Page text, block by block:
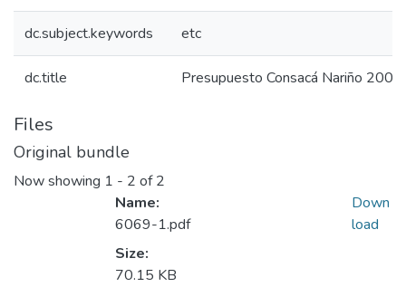
dc.subject.keywords etc
dc.title Presupuesto Consacá Nariño
Files
Original bundle
Now showing 1 - 2 of 2
Name:
6069-1.pdf
Size:
70.15 KB
Down
load